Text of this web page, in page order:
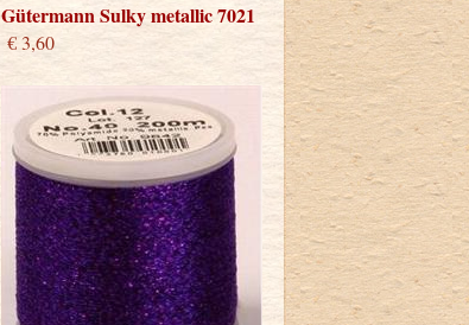
Gütermann Sulky metallic 7021
€ 3,60